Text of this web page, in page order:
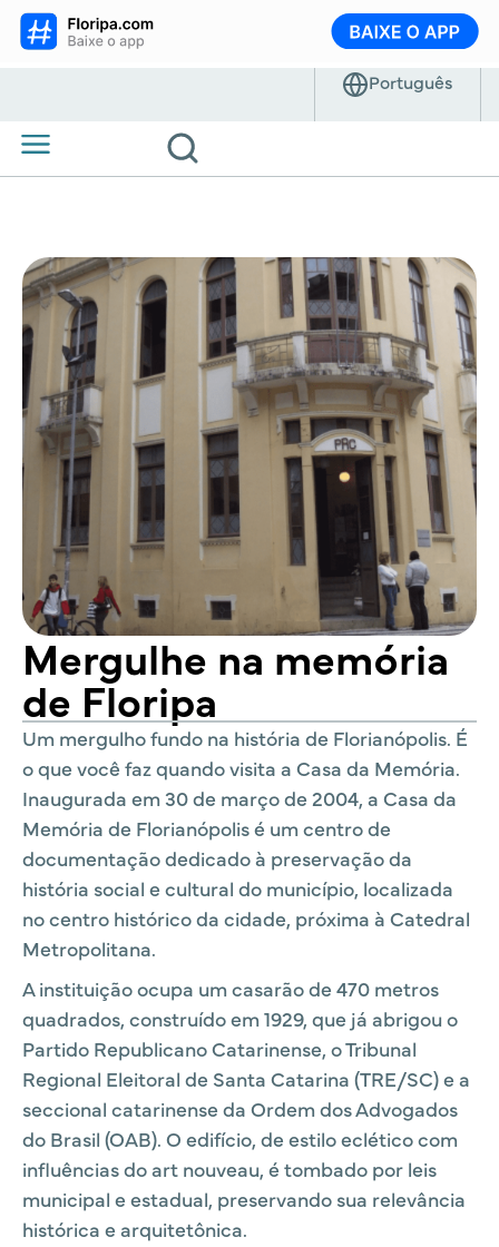
Mergulhe na memória
de Floripa
Um mergulho fundo na história de Florianópolis. É
o que você faz quando visita a Casa da Memória.
Inaugurada em 30 de março de 2004, a Casa da
Memória de Florianópolis é um centro de
documentação dedicado à preservação da
história social e cultural do município, localizada
no centro histórico da cidade, próxima à Catedral
Metropolitana.
A instituição ocupa um casarão de 470 metros
quadrados, construído em 1929, que já abrigou o
Partido Republicano Catarinense, o Tribunal
Regional Eleitoral de Santa Catarina (TRE/SC) e a
seccional catarinense da Ordem dos Advogados
do Brasil (OAB). O edifício, de estilo eclético com
influências do art nouveau, é tombado por leis
municipal e estadual, preservando sua relevância
histórica e arquitetônica.